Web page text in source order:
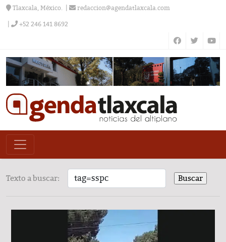
Tlaxcala, México. redaccion@agendatlaxcala.com
+52 246 141 8692
Texto a buscar: